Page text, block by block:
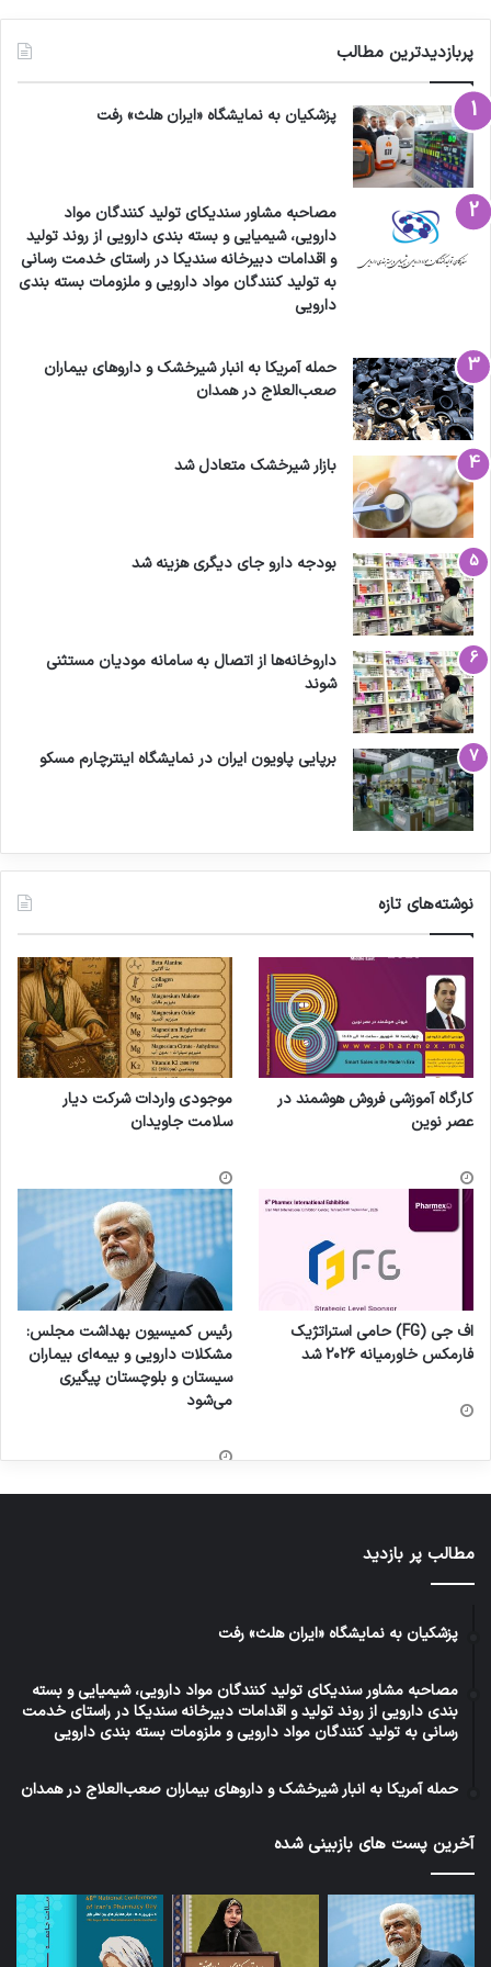
پربازدیدترین مطالب
پزشکیان به نمایشگاه «ایران هلث» رفت
مصاحبه مشاور سندیکای تولید کنندگان مواد
دارویی، شیمیایی و بسته بندی دارویی از روند تولید
و اقدامات دبیرخانه سندیکا در راستای خدمت رسانی
به تولید کنندگان مواد دارویی و ملزومات بسته بندی
دارویی
حمله آمریکا به انبار شیرخشک و داروهای بیماران
صعب‌العلاج در همدان
بازار شیرخشک متعادل شد
بودجه دارو جای دیگری هزینه شد
داروخانه‌ها از اتصال به سامانه مودیان مستثنی
شوند
برپایی پاویون ایران در نمایشگاه اینترچارم مسکو
نوشته‌های تازه
کارگاه آموزشی فروش هوشمند در
عصر نوین
موجودی واردات شرکت دیار
سلامت جاویدان
اف جی (FG) حامی استراتژیک
فارمکس خاورمیانه ۲۰۲۶ شد
رئیس کمیسیون بهداشت مجلس:
مشکلات دارویی و بیمه‌ای بیماران
سیستان و بلوچستان پیگیری
می‌شود
مطالب پر بازدید
پزشکیان به نمایشگاه «ایران هلث» رفت
مصاحبه مشاور سندیکای تولید کنندگان مواد دارویی، شیمیایی و بسته
بندی دارویی از روند تولید و اقدامات دبیرخانه سندیکا در راستای خدمت
رسانی به تولید کنندگان مواد دارویی و ملزومات بسته بندی دارویی
حمله آمریکا به انبار شیرخشک و داروهای بیماران صعب‌العلاج در همدان
آخرین پست های بازبینی شده